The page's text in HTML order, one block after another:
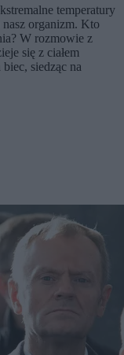
temperatury
organizm. Kto
W rozmowie z
się z ciałem
siedząc na